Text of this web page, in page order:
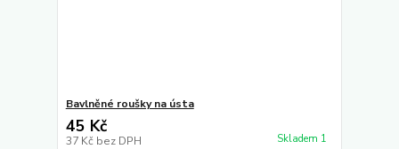
Bavlněné roušky na ústa
45 Kč
37 Kč bez DPH Skladem 1